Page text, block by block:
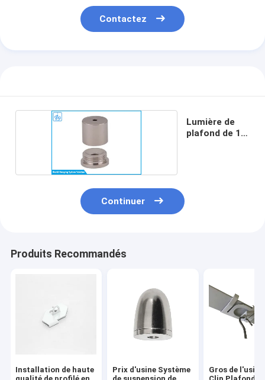
Contactez
Lumière de
plafond de 16
Continuer
Produits Recommandés
Installation de haute
Prix d'usine Système
Gros de